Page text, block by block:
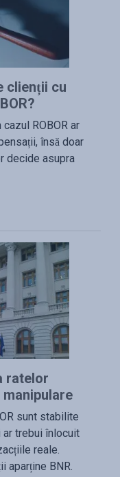
clienții cu
ROBOR ar
însă doar
decide asupra
ratelor
manipulare
sunt stabilite
trebui înlocuit
reale.
aparține BNR.